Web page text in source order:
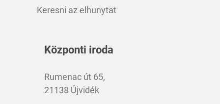
Keresni az elhunytat
Központi iroda
Rumenac út 65,
21138 Újvidék